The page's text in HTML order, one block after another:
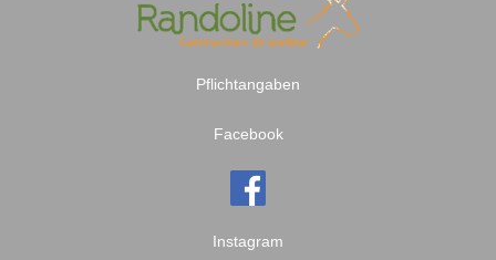
Pflichtangaben
Facebook
Instagram